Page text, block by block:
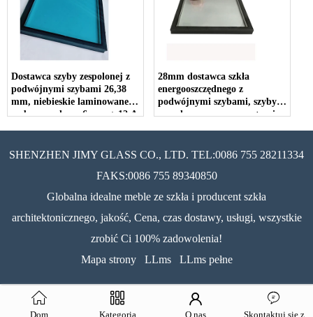
Dostawca szyby zespolonej z
podwójnymi szybami 26,38
mm, niebieskie laminowane
szyby zespolone, 6 mm + 12 A
izolacyjne
28mm dostawca szkła
energooszczędnego z
podwójnymi szybami, szyby
zespolone z przezroczystymi
szyba zespolona z
SHENZHEN JIMY GLASS CO., LTD. TEL:0086 755 28211334
FAKS:0086 755 89340850
Globalna idealne meble ze szkła i producent szkła
architektonicznego, jakość, Cena, czas dostawy, usługi, wszystkie
zrobić Ci 100% zadowolenia!
Mapa strony
LLms LLms pełne
Dom Kategoria O nas Skontaktuj się z